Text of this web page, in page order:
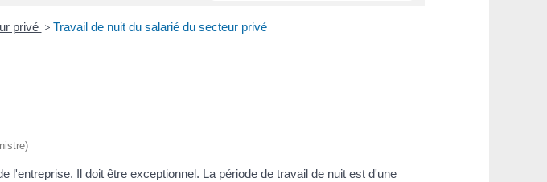
privé > Travail de nuit du salarié du secteur privé
l'entreprise. Il doit être exceptionnel. La période de travail de nuit est d'une